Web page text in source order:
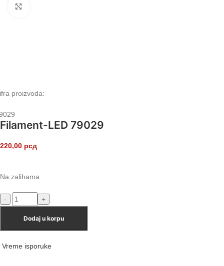
proizvoda:
Filament-LED 79029
220,00 рсд
Na zalihama
Dodaj u korpu
Vreme isporuke